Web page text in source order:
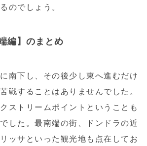
のでしょう。
編】のまとめ
南下し、その後少し東へ進むだけ
戦することはありませんでした。
ストリームポイントということも
した。最南端の街、ドンドラの近
ッサといった観光地も点在してお